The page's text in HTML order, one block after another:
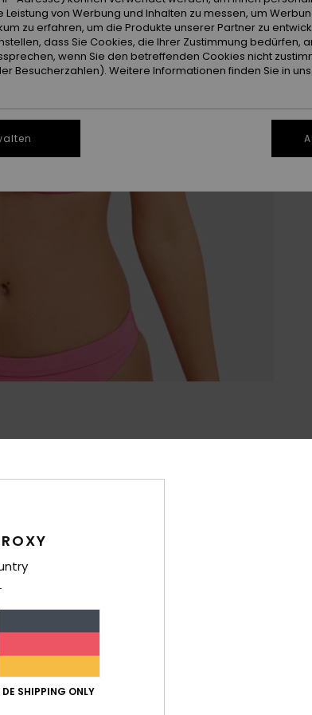
DE SHIPPING ONLY
Leistung von Werbung und Inhalten zu messen, um
zu erfahren, um die Produkte unserer Partner zu
dass Sie Cookies, die Ihrer Zustimmung bedürfen,
wenn Sie den betreffenden Cookies nicht
Besucherzahlen). Weitere Informationen finden Sie in